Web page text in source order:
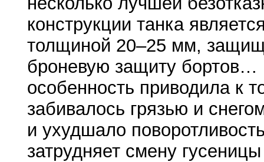
конструкции танка
толщиной 20–25 мм,
броневую защиту бортов…
особенность приводила к
забивалось грязью и
и ухудшало
затрудняет смену